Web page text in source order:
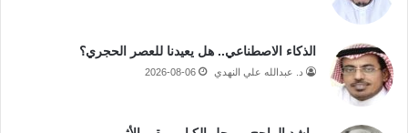
الذكاء الاصطناعي.. هل يعيدنا للعصر الحجري؟
د. عبدالله علي النهدي 2026-08-06